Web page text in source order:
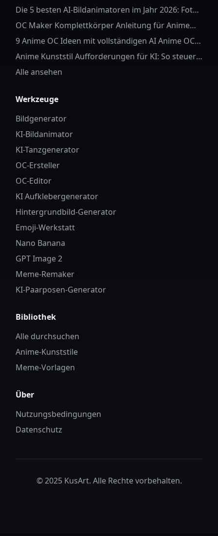
Hintergrundersetzung
Die 5 besten AI-Bildanimatoren im Jahr 2026: Fotos
zum Leben erwecken
OC Maker Komplettkörper Anleitung für Anime
OC
9 Anime OC Ideen mit vollständigen AI Anime OC
Aufforderungen
Anime Kunststil Aufforderungen für KI: So steuern
Sie Charakterdetails und Stil
Alle ansehen
Werkzeuge
Bildgenerator
KI-Bildanimator
KI-Tanzgenerator
OC-Ersteller
OC-Editor
KI Aufklebergenerator
Hintergrundbild-Generator
Emoji-Werkstatt
Nano Banana
GPT Image 2
Meme-Remaker
KI-Paarposen-Generator
Bibliothek
Alle durchsuchen
Anime-Kunststile
Meme-Vorlagen
Über
Nutzungsbedingungen
Datenschutz
© 2025 KusArt. Alle Rechte vorbehalten.